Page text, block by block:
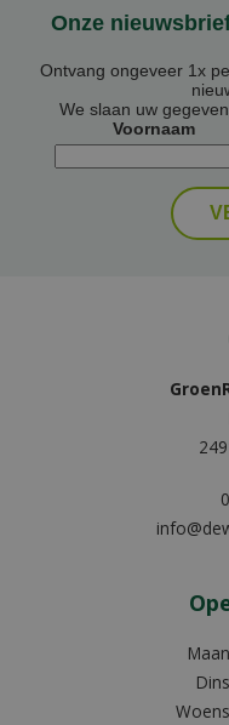
Onze
Ontvang ongeveer 1x
We slaan uw
Voornaam